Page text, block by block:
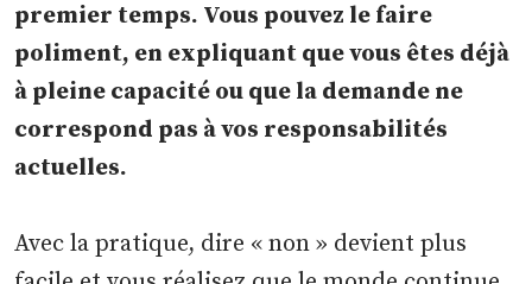
premier temps. Vous pouvez le faire
poliment, en expliquant que vous êtes déjà
à pleine capacité ou que la demande ne
correspond pas à vos responsabilités
actuelles.
Avec la pratique, dire « non » devient plus